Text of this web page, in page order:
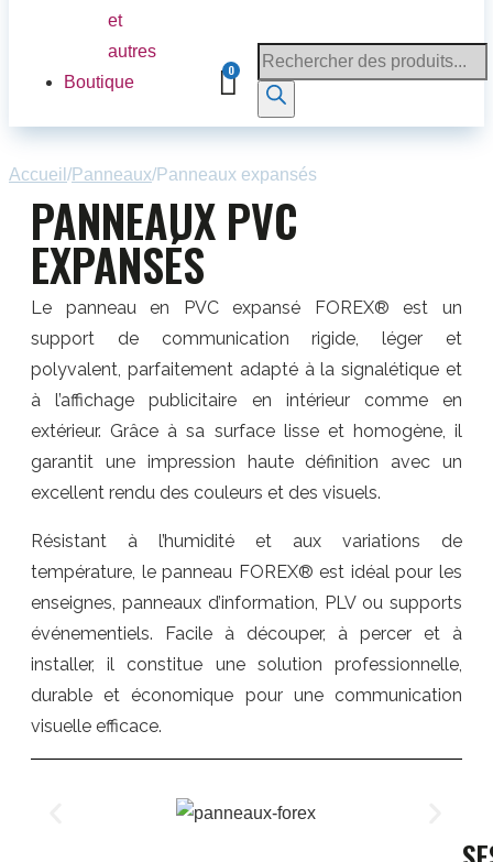
et
autres
Boutique
Accueil /Panneaux/Panneaux expansés
PANNEAUX PVC
EXPANSÉS
Le panneau en PVC expansé FOREX® est un
support de communication rigide, léger et
polyvalent, parfaitement adapté à la signalétique et
à l’affichage publicitaire en intérieur comme en
extérieur. Grâce à sa surface lisse et homogène, il
garantit une impression haute définition avec un
excellent rendu des couleurs et des visuels.
Résistant à l’humidité et aux variations de
température, le panneau FOREX® est idéal pour les
enseignes, panneaux d’information, PLV ou supports
événementiels. Facile à découper, à percer et à
installer, il constitue une solution professionnelle,
durable et économique pour une communication
visuelle efficace.